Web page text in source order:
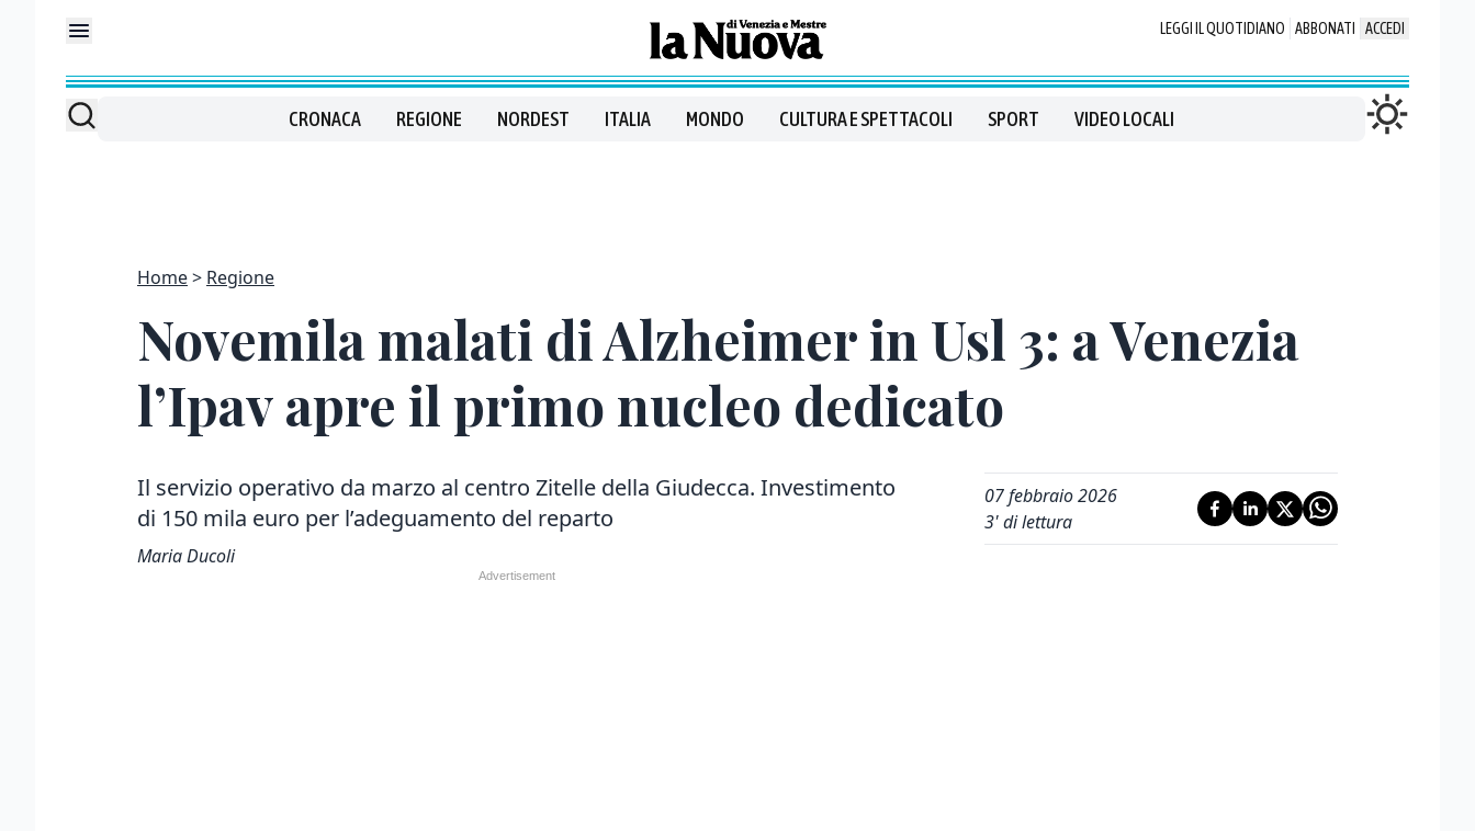
LEGGI IL QUOTIDIANO ABBONATI ACCEDI
CRONACA REGIONE NORDEST ITALIA MONDO CULTURA E SPETTACOLI SPORT VIDEO LOCALI
Home Regione
Novemila malati di Alzheimer in Usl 3: a Venezia
l’Ipav apre il primo nucleo dedicato
Il servizio operativo da marzo al centro Zitelle della Giudecca. Investimento
di 150 mila euro per l’adeguamento del reparto
Maria Ducoli
07 febbraio 2026
3' di lettura